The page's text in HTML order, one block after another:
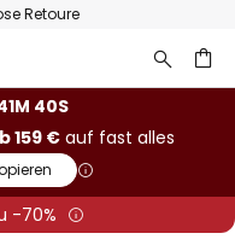
Retoure
39S
159 €auf fast alles
-70%